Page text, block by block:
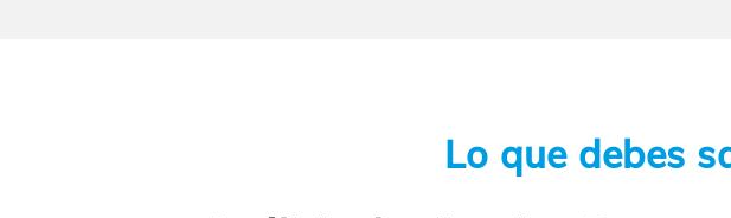
Lo que debes